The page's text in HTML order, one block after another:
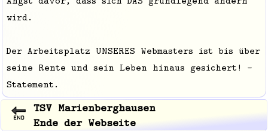
wird.
Der Arbeitsplatz UNSERES Webmasters ist bis über
seine Rente und sein Leben hinaus gesichert! -
Statement.
TSV Marienberghausen
Ende der Webseite